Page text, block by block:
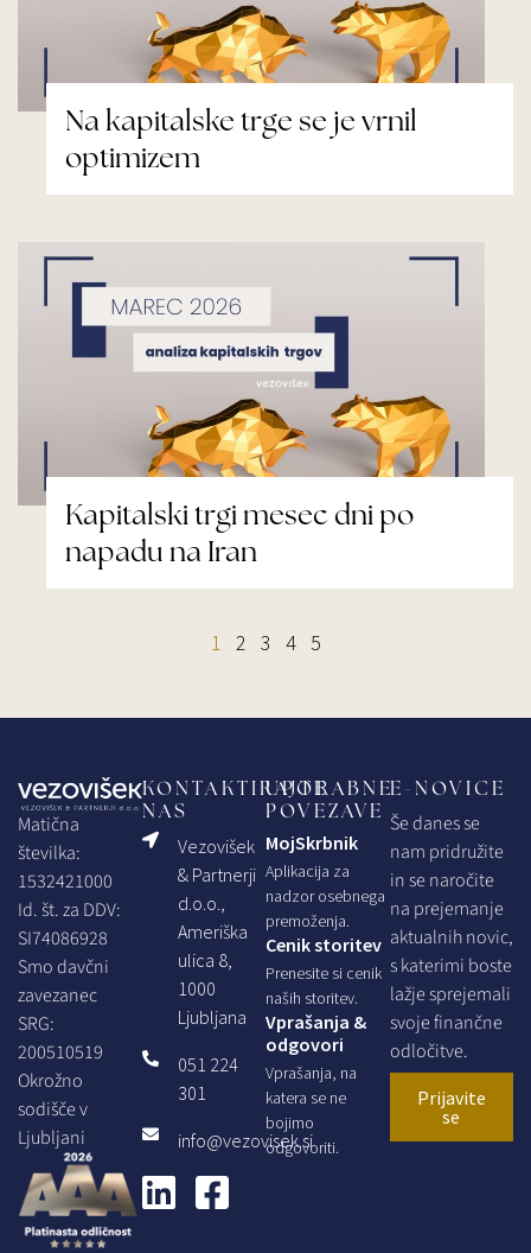
Na kapitalske trge se je vrnil
optimizem
Kapitalski trgi mesec dni po
napadu na Iran
1 2 3 4 5
Matična
številka:
1532421000
Id. št. za DDV:
SI74086928
Smo davčni
zavezanec
SRG:
200510519
Okrožno
sodišče v
Ljubljani
KONTAKTIRAJTE
NAS
Vezovišek
& Partnerji
d.o.o.,
Ameriška
ulica 8,
1000
Ljubljana
051 224
301
info@vezovisek.si
UPORABNE
POVEZAVE
MojSkrbnik
Aplikacija za
nadzor osebnega
premoženja.
Cenik storitev
Prenesite si cenik
naših storitev.
Vprašanja &
odgovori
Vprašanja, na
katera se ne
bojimo
odgovoriti.
E-NOVICE
Še danes se
nam pridružite
in se naročite
na prejemanje
aktualnih novic,
s katerimi boste
lažje sprejemali
svoje finančne
odločitve.
Prijavite
se